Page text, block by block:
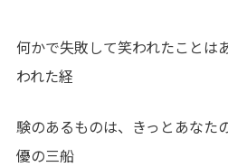
何かで失敗して笑われたこと
われた経
験のあるものは、きっとあなた
優の三船